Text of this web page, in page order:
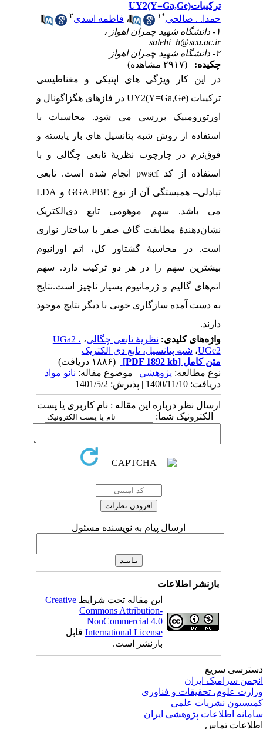
ترکیباتUY2(Y=Ga,Ge)
حمدا. . صالحی
۱ ،فاطمه اسدی۲
salehi_h@scu.ac.ir
۲- دانشگاه شهید چمران اهواز
چکیده:
در این کار ویژگی های اپتیکی و مغناطیسی
ترکیبات UY2(Y=Ga,Ge) در فازهای هگزاگونال و
اورتورومبیک بررسی می شود. محاسبات با
استفاده از روش شبه پتانسیل های بار پایسته و
فوق‌نرم در چارچوب نظریۀ تابعی چگالی و با
استفاده از کد pwscf انجام شده است. تابعی
تبادلی– همبستگی آن از نوع GGA.PBE و LDA
می باشد. سهم موهومی تابع دی‌الکتریک
نشان‌دهندۀ مطابقت گاف صفر با ساختار نواری
است. در محاسبۀ گشتاور کل، اتم‌ اورانیوم
بیشترین سهم را در هر دو ترکیب دارد. سهم
اتم‌های گالیم و ژرمانیوم بسیار ناچیز است.نتایج
به دست آمده سازگاری خوبی با دیگر نتایج موجود
دارند.
واژه‌های کلیدی:نظریۀ تابعی چگالی،UGa2 ،
UGe2،شبه پتانسیل، تابع دی الکتریک
متن کامل[PDF 1892 kb]
نوع مطالعه:پژوهشي| موضوع مقاله:نانو مواد
دریافت: 1400/11/10 | پذیرش: 1401/5/2
ارسال نظر درباره این مقاله : نام کاربری یا پست
الکترونیک شما:
ارسال پیام به نویسنده مسئول
بازنشر اطلاعات
این مقاله تحت شرایطCreative
Commons Attribution-
NonCommercial 4.0
International Licenseقابل
بازنشر است.
سریع
سرامیک ایران
علوم، تحقیقات و فناوری
نشریات علمی
اطلاعات پژوهشی ایران
تماس